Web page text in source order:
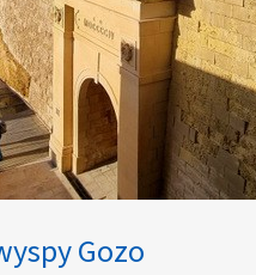
Gozo